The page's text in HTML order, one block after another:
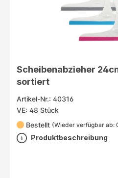
Scheibenabzieher
sortiert
Artikel-Nr.: 40316
VE: 48 Stück
Bestellt (Wieder verfügbar ab:
Produktbeschreibung